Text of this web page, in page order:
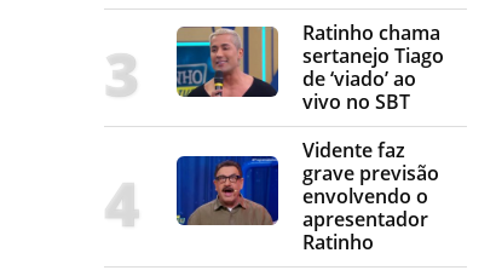
Ratinho chama
sertanejo Tiago
de ‘viado’ ao
vivo no SBT
Vidente faz
grave previsão
envolvendo o
apresentador
Ratinho